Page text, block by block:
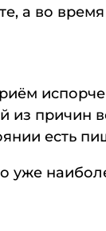
а во
причин
есть